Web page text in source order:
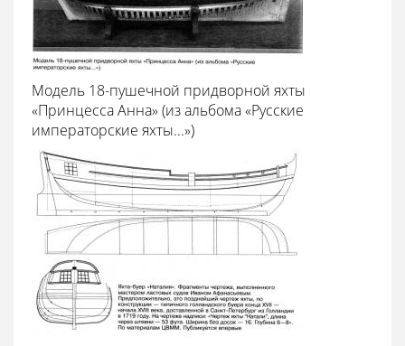
Модель 18-пушечной придворной яхты
«Принцесса Анна» (из альбома «Русские
императорские яхты...»)